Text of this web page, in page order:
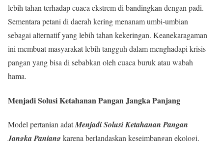
lebih tahan terhadap cuaca ekstrem di bandingkan dengan padi.
Sementara petani di daerah kering menanam umbi-umbian
sebagai alternatif yang lebih tahan kekeringan. Keanekaragaman
ini membuat masyarakat lebih tangguh dalam menghadapi krisis
pangan yang bisa di sebabkan oleh cuaca buruk atau wabah
hama.
Menjadi Solusi Ketahanan Pangan Jangka Panjang
Model pertanian adatMenjadi Solusi Ketahanan Pangan
Jangka Panjangkarena berlandaskan keseimbangan ekologi.